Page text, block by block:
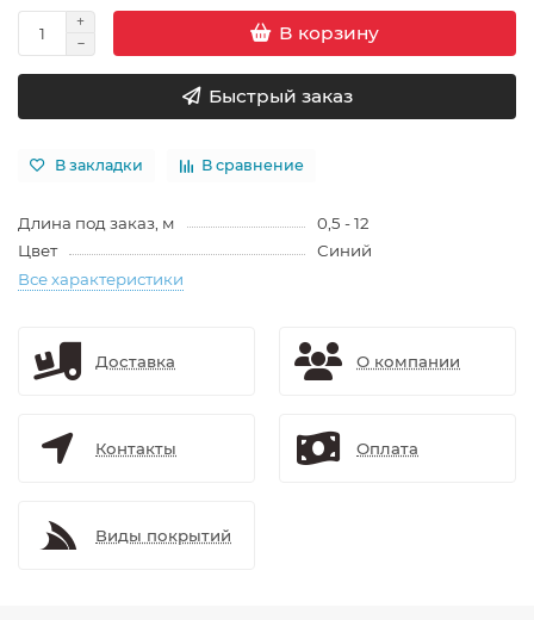
В корзину
Быстрый заказ
В закладки В сравнение
Длина под заказ, м
0,5 - 12
Цвет
Синий
Все характеристики
Доставка О компании
Контакты Оплата
Виды покрытий